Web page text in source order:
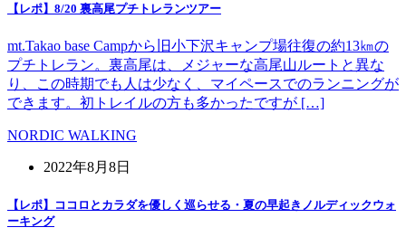
【レポ】8/20 裏高尾プチトレランツアー
mt.Takao base Campから旧小下沢キャンプ場往復の約13㎞の
プチトレラン。裏高尾は、メジャーな高尾山ルートと異な
り、この時期でも人は少なく、マイペースでのランニングが
できます。初トレイルの方も多かったですが […]
NORDIC WALKING
2022年8月8日
【レポ】ココロとカラダを優しく巡らせる・夏の早起きノルディックウォ
ーキング